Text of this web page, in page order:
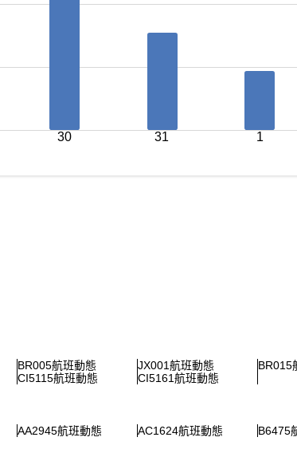
30 31 1
BR005航班動態 JX001航班動態 BR015
CI5115航班動態 CI5161航班動態
AA2945航班動態 AC1624航班動態 B6475